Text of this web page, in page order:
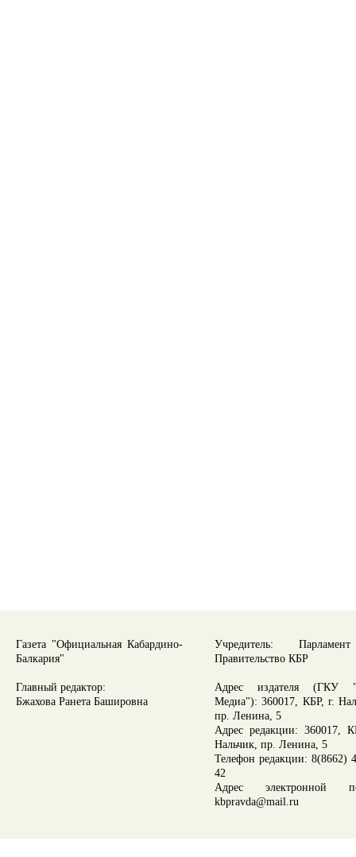
Газета "Официальная Кабардино-
Балкария"
Главный редактор:
Бжахова Ранета Башировна
Учредитель:
Правительство КБР
Адрес издателя (ГКУ
Медиа"): 360017, КБР, г.
пр. Ленина, 5
Адрес редакции: 360017,
Нальчик, пр. Ленина, 5
Телефон редакции: 8(8662)
42
Адрес электронной
kbpravda@mail.ru